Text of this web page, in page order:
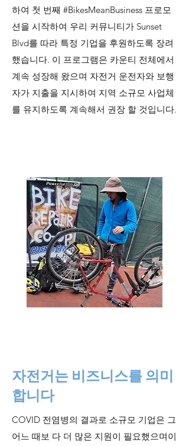
하여 첫 번째 #BikesMeanBusiness 프로모
션을 시작하여 우리 커뮤니티가 Sunset
Blvd를 따라 특정 기업을 후원하도록 장려
했습니다. 이 프로그램은 카운티 전체에서
계속 성장해 왔으며 자전거 운전자와 보행
자가 지출을 지시하여 지역 소규모 사업체
를 유지하도록 계속해서 권장 할 것입니다.
자전거는 비즈니스를 의미
합니다
COVID 전염병의 결과로 소규모 기업은 그
어느 때보 다 더 많은 지원이 필요했으며이